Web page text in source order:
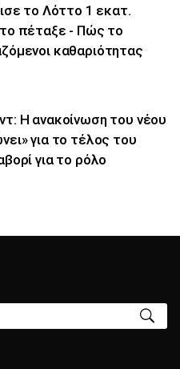
το Λόττο 1 εκατ.
πέταξε - Πώς το
καθαριότητας
Η ανακοίνωση του νέου
για το τέλος του
για το ρόλο